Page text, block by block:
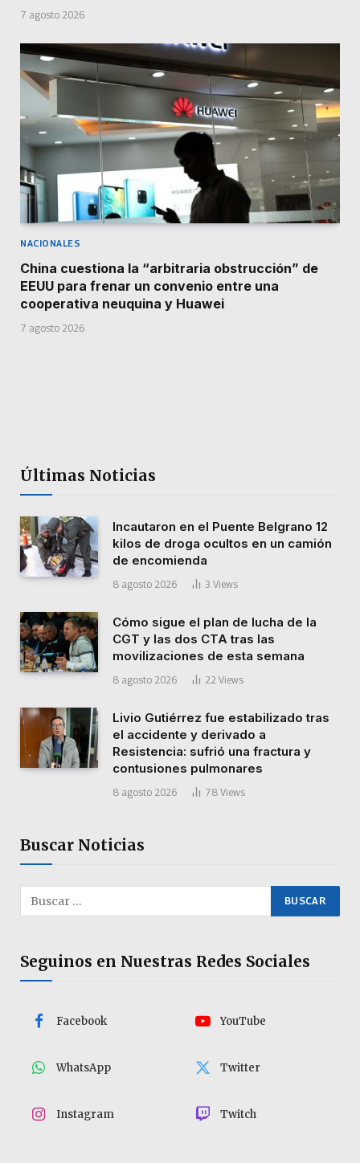
7 agosto 2026
NACIONALES
China cuestiona la “arbitraria obstrucción” de
EEUU para frenar un convenio entre una
cooperativa neuquina y Huawei
7 agosto 2026
Últimas Noticias
Incautaron en el Puente Belgrano 12
kilos de droga ocultos en un camión
de encomienda
8 agosto 2026 3 Views
Cómo sigue el plan de lucha de la
CGT y las dos CTA tras las
movilizaciones de esta semana
8 agosto 2026 22 Views
Livio Gutiérrez fue estabilizado tras
el accidente y derivado a
Resistencia: sufrió una fractura y
contusiones pulmonares
8 agosto 2026 78 Views
Buscar Noticias
Seguinos en Nuestras Redes Sociales
Facebook YouTube
WhatsApp Twitter
Instagram Twitch